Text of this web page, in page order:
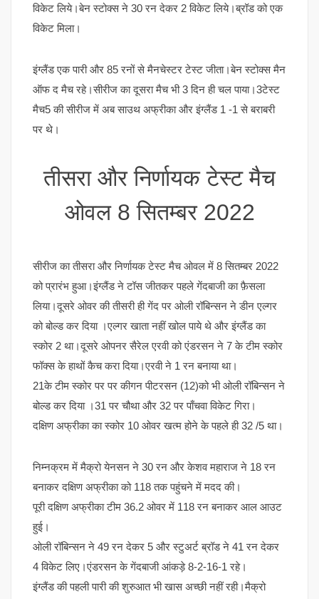
विकेट लिये।बेन स्टोक्स ने 30 रन देकर 2 विकेट लिये।ब्रॉड को एक
विकेट मिला।
इंग्लैंड एक पारी और 85 रनों से मैनचेस्टर टेस्ट जीता।बेन स्टोक्स मैन
ऑफ द मैच रहे।सीरीज का दूसरा मैच भी 3 दिन ही चल पाया।3टेस्ट
मैच5 की सीरीज में अब साउथ अफ्रीका और इंग्लैंड 1 -1 से बराबरी
पर थे।
तीसरा और निर्णायक टेस्ट मैच
ओवल 8 सितम्बर 2022
सीरीज का तीसरा और निर्णायक टेस्ट मैच ओवल में 8 सितम्बर 2022
को प्रारंभ हुआ।इंग्लैंड ने टॉस जीतकर पहले गेंदबाजी का फ़ैसला
लिया।दूसरे ओवर की तीसरी ही गेंद पर ओली रॉबिन्सन ने डीन एल्गर
को बोल्ड कर दिया ।एल्गर खाता नहीं खोल पाये थे और इंग्लैंड का
स्कोर 2 था।दूसरे ओपनर सैरेल एरवी को एंडरसन ने 7 के टीम स्कोर
फॉक्स के हाथों कैच करा दिया।एरवी ने 1 रन बनाया था।
21के टीम स्कोर पर पर कीगन पीटरसन (12)को भी ओली रॉबिन्सन ने
बोल्ड कर दिया ।31 पर चौथा और 32 पर पाँचवा विकेट गिरा।
दक्षिण अफ्रीका का स्कोर 10 ओवर खत्म होने के पहले ही 32 /5 था।
निम्नक्रम में मैक्रो येनसन ने 30 रन और केशव महाराज ने 18 रन
बनाकर दक्षिण अफ्रीका को 118 तक पहुंचने में मदद की।
पूरी दक्षिण अफ्रीका टीम 36.2 ओवर में 118 रन बनाकर आल आउट
हुई।
ओली रॉबिन्सन ने 49 रन देकर 5 और स्टुअर्ट ब्रॉड ने 41 रन देकर
4 विकेट लिए।एंडरसन के गेंदबाजी आंकड़े 8-2-16-1 रहे।
इंग्लैंड की पहली पारी की शुरुआत भी खास अच्छी नहीं रही।मैक्रो